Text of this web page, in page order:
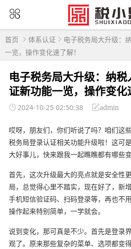
首页 体系认证
电子税务局大升级：
一览，操作变化速了解！
电子税务局大升级：纳
证新功能一览，操作变化
2024-10-25 02:50:38 admin
哎呀，朋友们，你们听说了吗？咱们这
税务局登录认证相关功能升级啦！这可
大好事儿，快来跟我一起瞧瞧都有哪些
首先，这次升级最大的亮点就是安全性
局，总觉得心里不踏实，现在好了，新
手机短信验证码、扫码登录等，再也不
操作起来特别简单，一学就会。
说到变化，那可真是不少。首先是登录
观了。原来那些复杂的菜单、选项都变